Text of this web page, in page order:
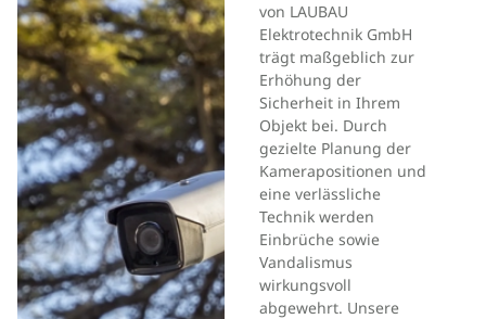
von LAUBAU
Elektrotechnik GmbH
trägt maßgeblich zur
Erhöhung der
Sicherheit in Ihrem
Objekt bei. Durch
gezielte Planung der
Kamerapositionen und
eine verlässliche
Technik werden
Einbrüche sowie
Vandalismus
wirkungsvoll
abgewehrt. Unsere